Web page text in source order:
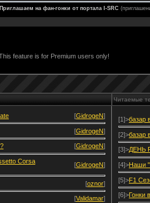
Приглашаем на фан-гонки от портала I-SRC
feature is for Premium users only!
Читаемые
[GidrogeN]
[GidrogeN]
[GidrogeN]
Corsa
[GidrogeN]
[oznor]
[Validamar]
[1]>базар
[2]>базар
[3]>ДЕНЬ
[4]>Наши
[5]>F1
[6]>Гонки